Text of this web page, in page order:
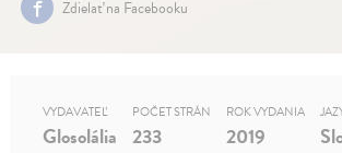
Zdielať na Facebooku
VYDAVATEĽ
Glosolália
POČET STRÁN
233
ROK VYDANIA
2019